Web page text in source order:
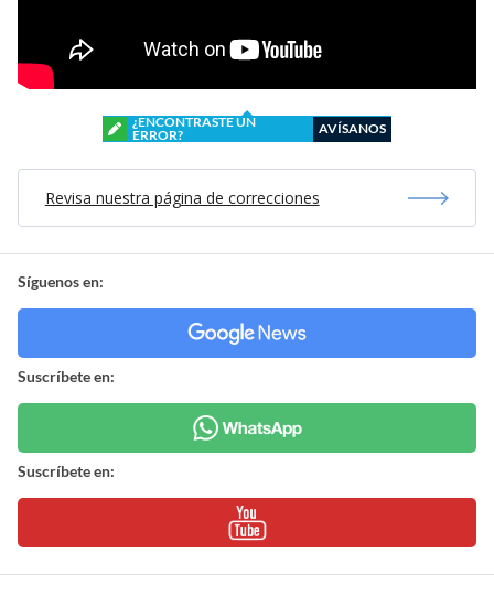
¿ENCONTRASTE UN
ERROR?
AVÍSANOS
Revisa nuestra página de correcciones
Síguenos en:
Suscríbete en:
Suscríbete en: